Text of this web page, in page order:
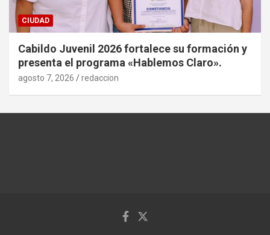
CIUDAD
Cabildo Juvenil 2026 fortalece su formación y
presenta el programa «Hablemos Claro».
agosto 7, 2026 redaccion